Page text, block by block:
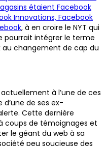
étaient Facebook
Innovations, Facebook
, à en croire le NYT qui
pourrait intégrer le terme
changement de cap du
à l’une de ces
d’une de ses ex-
Cette dernière
coups de témoignages et
le géant du web à sa
peu soucieuse des